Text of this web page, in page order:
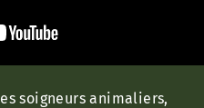
soigneurs animaliers,